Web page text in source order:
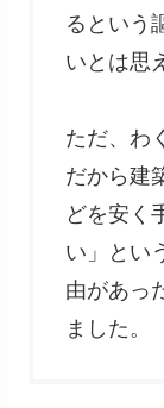
るという
いとは思
ただ、わ
だから建
どを安く
い」とい
由があっ
ました。